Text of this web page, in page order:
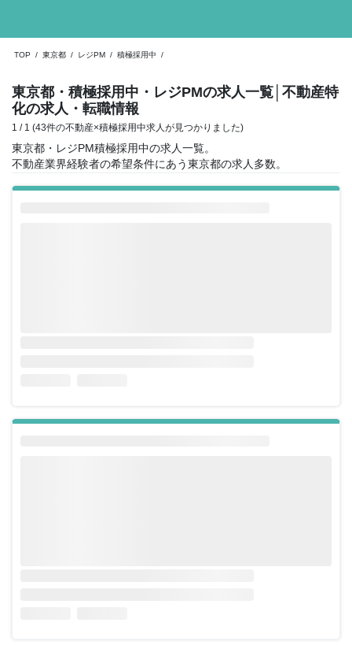
TOP / 東京都 / レジPM / 積極採用中 /
東京都・積極採用中・レジPMの求人一覧 │不動産特
化の求人・転職情報
1 / 1 (43件の不動産×積極採用中求人が見つかりました)
東京都・レジPM積極採用中の求人一覧。
不動産業界経験者の希望条件にあう東京都の求人多数。